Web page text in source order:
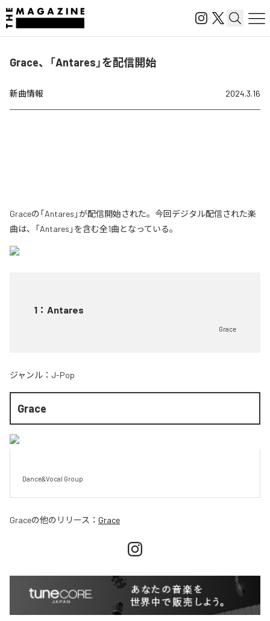
Grace、「Antares」を配信開始
新曲情報 2024.3.16
Graceの「Antares」が配信開始された。今回デジタル配信された楽
曲は、「Antares」を含む全1曲となっている。
1 ： Antares
Grace
ジャンル： J-Pop
Grace
Graceの他のリリース： Grace